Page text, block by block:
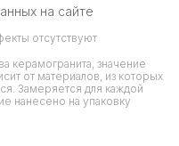
на сайте
отсутствуют
керамогранита, значение
от материалов, из которых
Замеряется для каждой
нанесено на упаковку